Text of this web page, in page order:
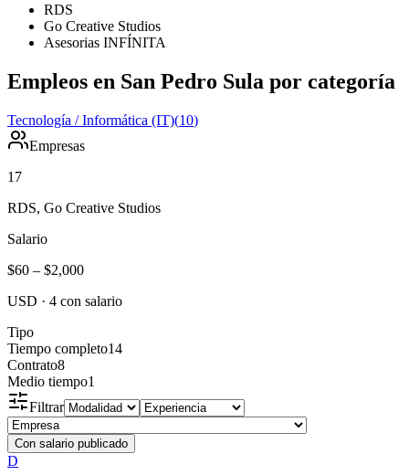
RDS
Go Creative Studios
Asesorias INFÍNITA
Empleos en San Pedro Sula por categoría
Tecnología / Informática (IT)(10)
Empresas
17
RDS, Go Creative Studios
Salario
$60 – $2,000
USD · 4 con salario
Tipo
Tiempo completo14
Contrato8
Medio tiempo1
Filtrar
Con salario publicado
D